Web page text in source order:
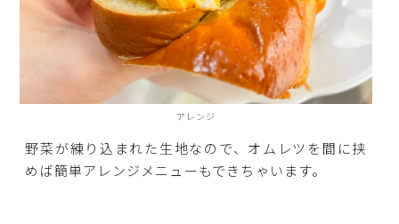
アレンジ
野菜が練り込まれた生地なので、オムレツを間に挟
めば簡単アレンジメニューもできちゃいます。